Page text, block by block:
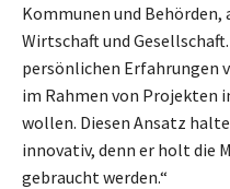
Kommunen und Behörden,
Wirtschaft und
persönlichen Erfahrungen
im Rahmen von Projekten
wollen. Diesen Ansatz
innovativ, denn er holt die
gebraucht werden.“